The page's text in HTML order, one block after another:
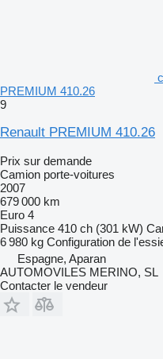
PREMIUM 410.26
9
Renault PREMIUM 410.26
Prix sur demande
Camion porte-voitures
2007
679 000 km
Euro 4
Puissance 410 ch (301 kW)
6 980 kg Configuration de
Espagne, Aparan
AUTOMOVILES MERINO, SL
Contacter le vendeur